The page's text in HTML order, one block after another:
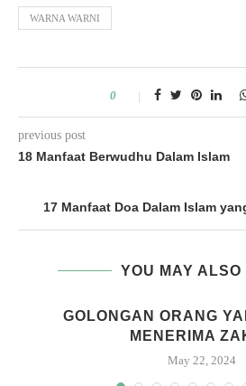
WARNA WARNI
0
previous post
18 Manfaat Berwudhu Dalam Islam
17 Manfaat Doa Dalam Islam
YOU MAY ALSO
GOLONGAN ORANG
MENERIMA
May 22, 2024